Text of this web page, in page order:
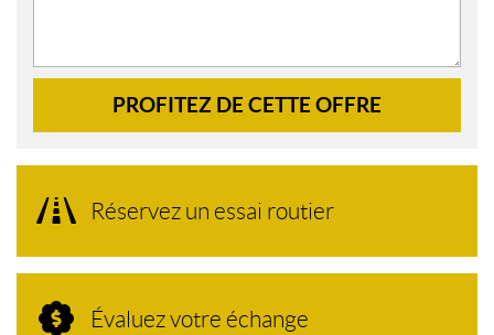
PROFITEZ DE CETTE OFFRE
Réservez un essai routier
Évaluez votre échange